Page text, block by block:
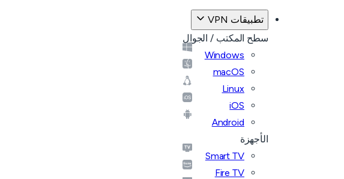
تطبيقات VPN
سطح المكتب / الجوال
Windows
macOS
Linux
iOS
Android
الأجهزة
Smart TV
Fire TV